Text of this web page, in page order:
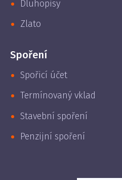
Dluhopisy
Zlato
Spoření
Spořicí účet
Termínovaný vklad
Stavební spoření
Penzijní spoření